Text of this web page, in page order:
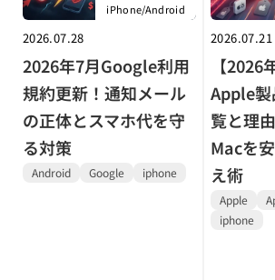
iPhone/Android
2026.07.28
2026年7月Google利用
規約更新！通知メール
の正体とスマホ代を守
る対策
Android Google iphone
2026.07.21
【2026
Apple製
覧と理
Macを
え術
Apple
iphone